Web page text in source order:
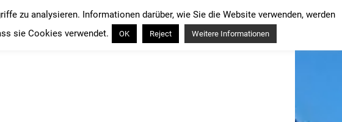
zu analysieren. Informationen darüber, wie Sie die Website verwenden, werden
sie Cookies verwendet.
OK Reject Weitere Informationen